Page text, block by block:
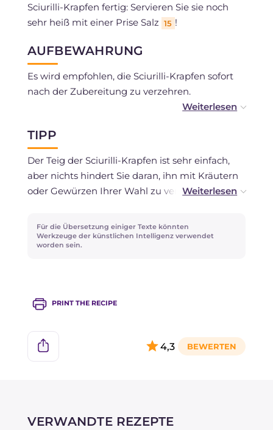
Sciurilli-Krapfen fertig: Servieren Sie sie noch
sehr heiß mit einer Prise Salz 15 !
AUFBEWAHRUNG
Es wird empfohlen, die Sciurilli-Krapfen sofort
nach der Zubereitung zu verzehren.
im Voraus zubereiten: Reduzieren Sie die Hefe
auf 5 g und bereiten Sie den Teig vor. Lassen Sie
ihn bei Raumtemperatur reifen, immer
abgedeckt, für eine halbe Stunde, bevor Sie ihn
in den Kühlschrank stellen und über Nacht
Am nächsten Tag lassen Sie ihn etwa zehn
TIPP
Der Teig der Sciurilli-Krapfen ist sehr einfach,
aber nichts hindert Sie daran, ihn mit Kräutern
oder Gewürzen Ihrer Wahl zu veredeln. Vom
Geschmack, bis zu fein gehackten schwarzen
Oliven, die vielleicht mit eingelegten
teilen und mit etwas dünn geschnittenem Käse
zu füllen: Die Hitze wird ihn schmelzen lassen
und alles noch köstlicher machen!
Für die Übersetzung einiger Texte könnten
Werkzeuge der künstlichen Intelligenz verwendet
worden sein.
PRINT THE RECIPE
4,3
VERWANDTE REZEPTE